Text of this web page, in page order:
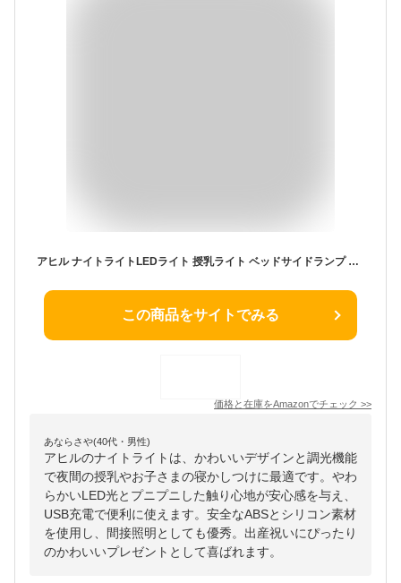
アヒル ナイトライトLEDライト 授乳ライト ベッドサイドランプ タイマ設定 かわいい 調光 プニプニ テーブルランプ 夜間ライト プレゼント 枕元 USB 充電 安全ABS+シリコン製 間接照明 電球色 出産祝い
この商品をサイトでみる
価格と在庫をAmazonでチェック >>
あならさや(40代・男性)
アヒルのナイトライトは、かわいいデザインと調光機能
で夜間の授乳やお子さまの寝かしつけに最適です。やわ
らかいLED光とプニプニした触り心地が安心感を与え、
USB充電で便利に使えます。安全なABSとシリコン素材
を使用し、間接照明としても優秀。出産祝いにぴったり
のかわいいプレゼントとして喜ばれます。